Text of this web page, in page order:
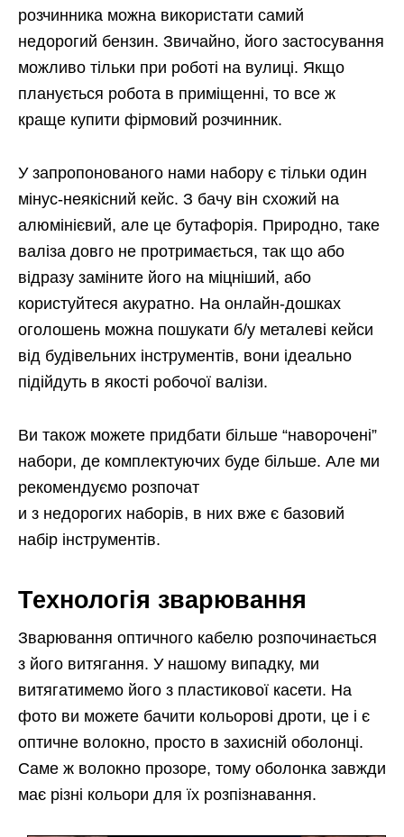
розчинника можна використати самий
недорогий бензин. Звичайно, його застосування
можливо тільки при роботі на вулиці. Якщо
планується робота в приміщенні, то все ж
краще купити фірмовий розчинник.
У запропонованого нами набору є тільки один
мінус-неякісний кейс. З бачу він схожий на
алюмінієвий, але це бутафорія. Природно, таке
валіза довго не протримається, так що або
відразу заміните його на міцніший, або
користуйтеся акуратно. На онлайн-дошках
оголошень можна пошукати б/у металеві кейси
від будівельних інструментів, вони ідеально
підійдуть в якості робочої валізи.
Ви також можете придбати більше “наворочені”
набори, де комплектуючих буде більше. Але ми
рекомендуємо розпочат
и з недорогих наборів, в них вже є базовий
набір інструментів.
Технологія зварювання
Зварювання оптичного кабелю розпочинається
з його витягання. У нашому випадку, ми
витягатимемо його з пластикової касети. На
фото ви можете бачити кольорові дроти, це і є
оптичне волокно, просто в захисній оболонці.
Саме ж волокно прозоре, тому оболонка завжди
має різні кольори для їх розпізнавання.